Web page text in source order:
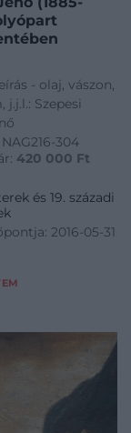
- olaj, vászon,
j.j.l.: Szepesi
304
420 000 Ft
és 19. századi
2016-05-31